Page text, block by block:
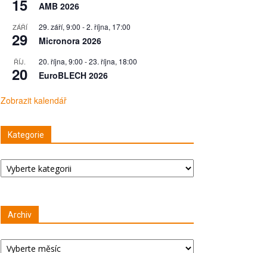
15 AMB 2026
ZÁŘÍ
29
29. září, 9:00 -2. října, 17:00
Micronora 2026
ŘÍJ.
20
20. října, 9:00 -23. října, 18:00
EuroBLECH 2026
Zobrazit kalendář
Kategorie
Kategorie
Archiv
Archiv